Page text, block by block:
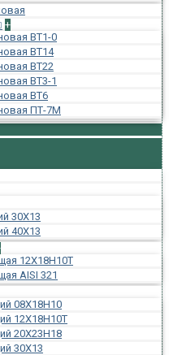
+
ВТ1-0
ВТ14
ВТ22
ВТ3-1
ВТ6
ПТ-7М
30Х13
40Х13
12Х18Н10Т
AISI 321
08Х18Н10
12Х18Н10Т
20Х23Н18
30Х13